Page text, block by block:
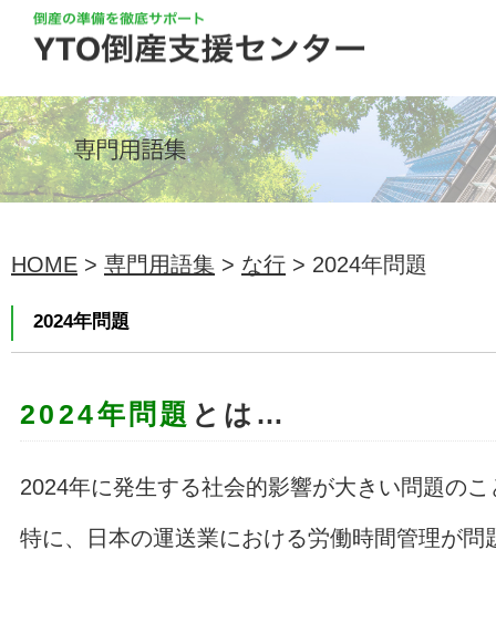
HOME > 専門用語集 > な行 > 2024年問題
2024年問題
2024年問題 とは…
2024年に発生する社会的影響が大きい問題のこ
特に、日本の運送業における労働時間管理が問